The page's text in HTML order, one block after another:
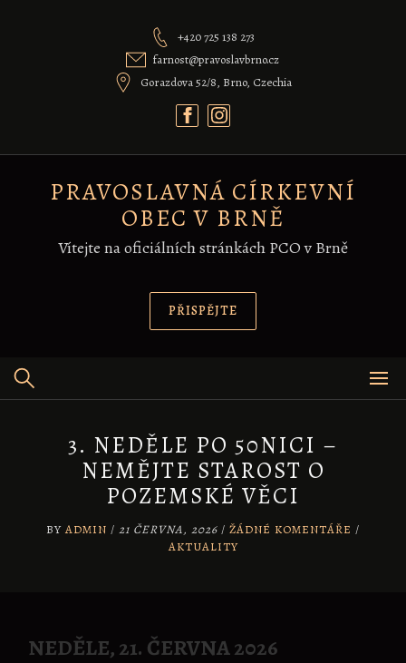
+420 725 138 273
farnost@pravoslavbrno.cz
Gorazdova 52/8, Brno, Czechia
PRAVOSLAVNÁ CÍRKEVNÍ
OBEC V BRNĚ
Vítejte na oficiálních stránkách PCO v Brně
PŘISPĚJTE
3. NEDĚLE PO 50NICI –
NEMĚJTE STAROST O
POZEMSKÉ VĚCI
BY ADMIN / 21 ČERVNA, 2026 / ŽÁDNÉ KOMENTÁŘE /
AKTUALITY
NEDĚLE, 21. ČERVNA 2026